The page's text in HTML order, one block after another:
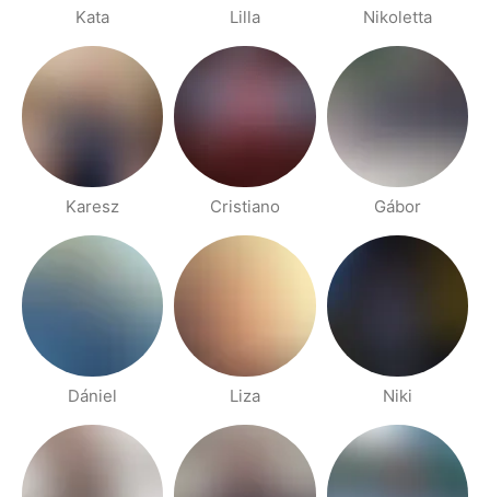
Kata Lilla Nikoletta
Karesz Cristiano Gábor
Dániel Liza Niki